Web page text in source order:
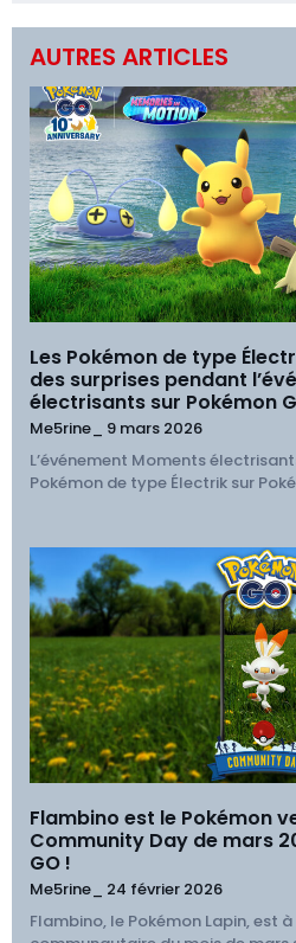
AUTRES ARTICLES
Les Pokémon de type
des surprises pendant
électrisants sur Pokémon
Me5rine_ 9 mars 2026
L’événement Moments
Pokémon de type Électrik sur
Flambino est le Pokémon
Community Day de mars
GO !
Me5rine_ 24 février 2026
Flambino, le Pokémon Lapin, est